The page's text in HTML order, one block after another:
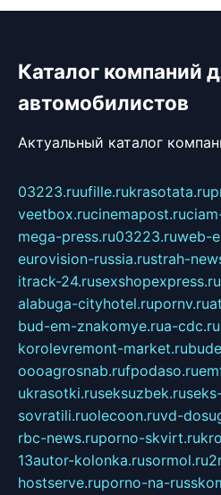
Каталог компаний
автомобилистов
Актуальный каталог
03223.ruufille.rukrasotata.ru
veetbox.rucinemapost.ru
mega-press.ru03223.ruweb-
eurovision-russia.rustrah-
itrack-24.rusexshopexpress.ru
alabuga-cityhotel.rupornv.ru
bud-em-znakomye.rua-cdc.ru
korolevremont-market.ru
oooagrosnab.rufpodaso.ru
ukrasotki.ruseksuzbek.ru
sovratili.ruolecoon.ruvd-
rbc-news.ruporno-skvirt.ru
13autor-kolonka.rusormol.ru
hostserve.ruporno-na-